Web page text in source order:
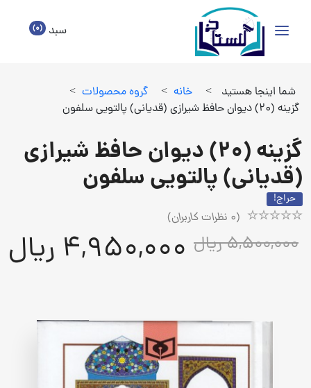
سبد (0)
شما اینجا هستید > خانه > گروه محصولات >
گزینه (20) دیوان حافظ شیرازی (قدیانی) پالتویی سلفون
گزینه (20) دیوان حافظ شیرازی
(قدیانی) پالتویی سلفون
حراج!
5.00
(
0 نظرات کاربران)
5,500,000 ریال 4,950,000 ریال